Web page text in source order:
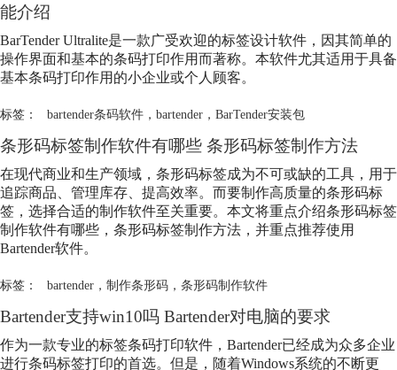
能介绍
BarTender Ultralite是一款广受欢迎的标签设计软件，因其简单的
操作界面和基本的条码打印作用而著称。本软件尤其适用于具备
基本条码打印作用的小企业或个人顾客。
标签： bartender条码软件， bartender， BarTender安装包
条形码标签制作软件有哪些 条形码标签制作方法
在现代商业和生产领域，条形码标签成为不可或缺的工具，用于
追踪商品、管理库存、提高效率。而要制作高质量的条形码标
签，选择合适的制作软件至关重要。本文将重点介绍条形码标签
制作软件有哪些，条形码标签制作方法，并重点推荐使用
Bartender软件。
标签： bartender， 制作条形码， 条形码制作软件
Bartender支持win10吗 Bartender对电脑的要求
作为一款专业的标签条码打印软件，Bartender已经成为众多企业
进行条码标签打印的首选。但是，随着Windows系统的不断更